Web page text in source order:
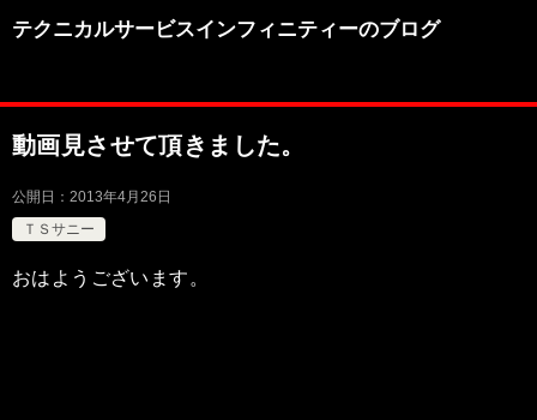
テクニカルサービスインフィニティーのブログ
動画見させて頂きました。
公開日： 2013年4月26日
ＴＳサニー
おはようございます。